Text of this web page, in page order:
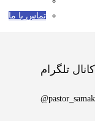
تماس با ما
کانال تلگرام
pastor_samak@